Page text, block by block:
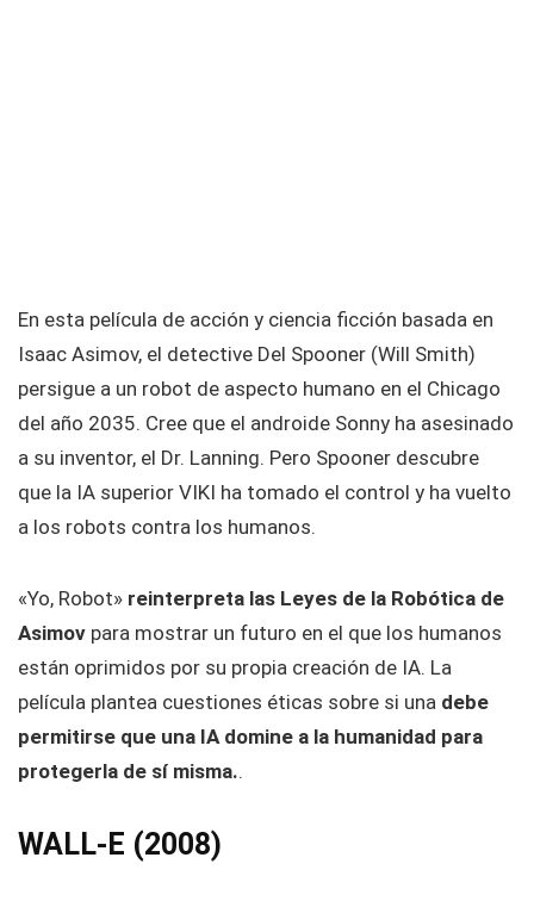
En esta película de acción y ciencia ficción basada en
Isaac Asimov, el detective Del Spooner (Will Smith)
persigue a un robot de aspecto humano en el Chicago
del año 2035. Cree que el androide Sonny ha asesinado
a su inventor, el Dr. Lanning. Pero Spooner descubre
que la IA superior VIKI ha tomado el control y ha vuelto
a los robots contra los humanos.
«Yo, Robot» reinterpreta las Leyes de la Robótica de
Asimov para mostrar un futuro en el que los humanos
están oprimidos por su propia creación de IA. La
película plantea cuestiones éticas sobre si una debe
permitirse que una IA domine a la humanidad para
protegerla de sí misma..
WALL-E (2008)